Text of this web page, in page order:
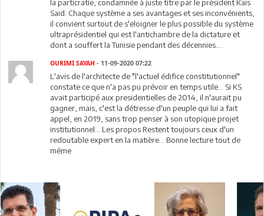
la particratie, condamnée à juste titre par le président Kais
Said. Chaque système a ses avantages et ses inconvénients,
il convient surtout de s'eloigner le plus possible du système
ultraprésidentiel qui est l'antichambre de la dictature et
dont a souffert la Tunisie pendant des décennies....
OURIMI SAYAH - 11-09-2020 07:22
L'avis de l'architecte de "l'actuel édifice constitutionnel"
constate ce que n'a pas pu prévoir en temps utile... Si KS
avait participé aux presidentielles de 2014, il n'aurait pu
gagner, mais, c'est la détresse d'un peuple qui lui a fait
appel, en 2019, sans trop penser à son utopique projet
institutionnel... Les propos Restent toujours ceux d'un
redoutable expert en la matière... Bonne lecture tout de
même